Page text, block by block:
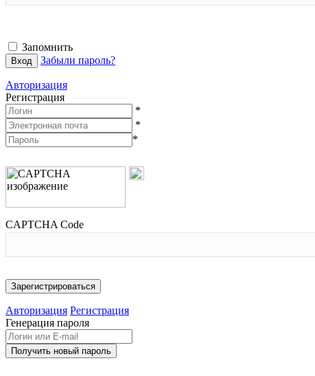
Запомнить
Забыли пароль?
Авторизация
Регистрация
*
*
*
CAPTCHA Code
Авторизация Регистрация
Генерация пароля